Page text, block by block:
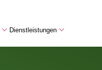
Dienstleistungen